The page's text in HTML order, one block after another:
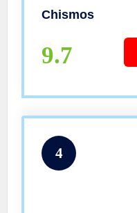
Supporto due
DIN Stereo
iOS Android
Chismos
9.7
4